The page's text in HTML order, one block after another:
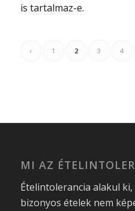
is tartalmaz-e.
‹ 1 2 3 4
MI AZ
Ételintolerancia alakul
bizonyos ételek nem